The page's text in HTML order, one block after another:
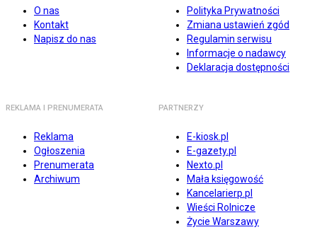
O nas
Kontakt
Napisz do nas
Polityka Prywatności
Zmiana ustawień zgód
Regulamin serwisu
Informacje o nadawcy
Deklaracja dostępności
REKLAMA I PRENUMERATA
Reklama
Ogłoszenia
Prenumerata
Archiwum
PARTNERZY
E-kiosk.pl
E-gazety.pl
Nexto.pl
Mała księgowość
Kancelarierp.pl
Wieści Rolnicze
Życie Warszawy